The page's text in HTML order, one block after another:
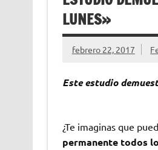
LUNES»
febrero 22, 2017
Este estudio
¿Te imaginas que
permanente todos